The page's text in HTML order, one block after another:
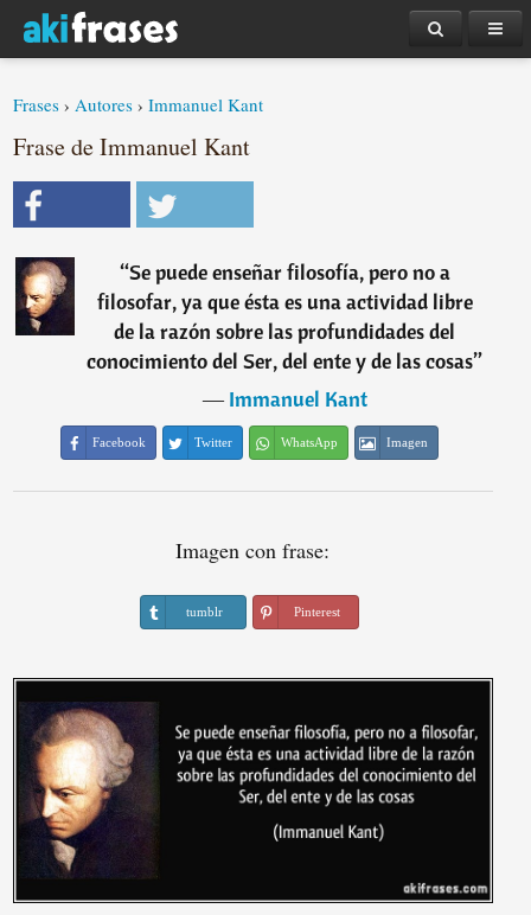
Frases ›Autores ›Immanuel Kant
Frase de Immanuel Kant
“Se puede enseñar filosofía, pero no a
filosofar, ya que ésta es una actividad libre
de la razón sobre las profundidades del
conocimiento del Ser, del ente y de las cosas”
―Immanuel Kant
Facebook Twitter WhatsApp Imagen
Imagen con frase:
tumblr Pinterest